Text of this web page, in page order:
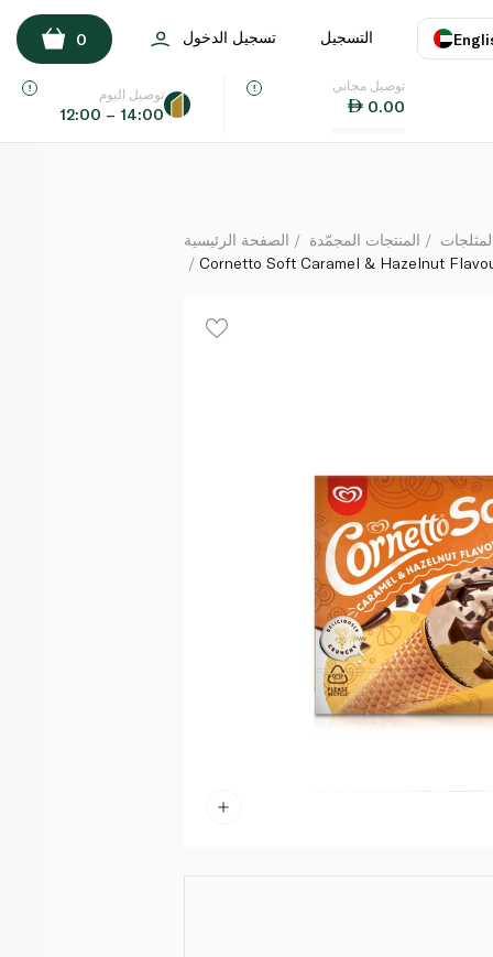
اللغة
التسجيل تسجيل الدخول 0
توصيل مجاني
0.00
توصيل اليوم
12:00 – 14:00
Cornetto Soft Caramel & Hazelnut Flavour Ice Cream
الصفحة الرئيسية المنتجات المجمّدة
Cornetto Soft Caramel & Hazelnut